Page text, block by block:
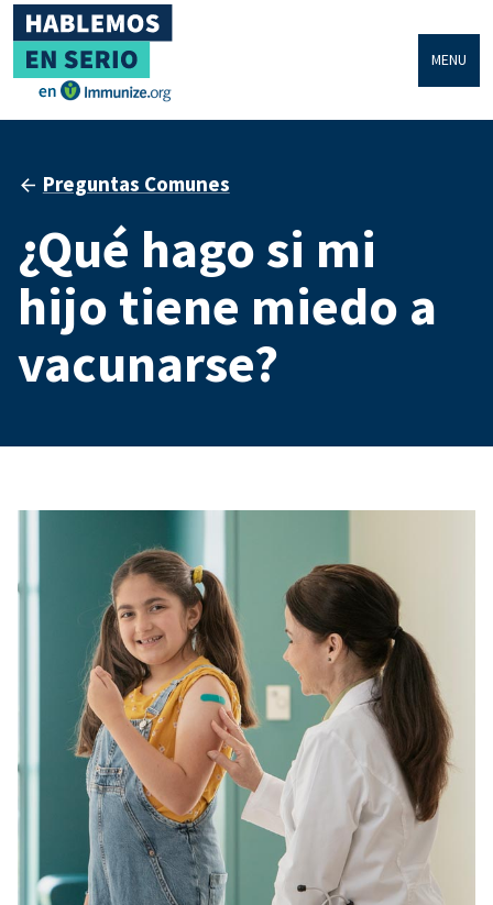
MENU
Preguntas Comunes
¿Qué hago si mi
hijo tiene miedo a
vacunarse?